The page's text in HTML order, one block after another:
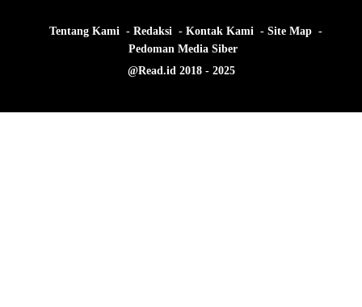
Tentang Kami Redaksi Kontak Kami
Site Map
Pedoman Media Siber
@Read.id 2018 - 2025